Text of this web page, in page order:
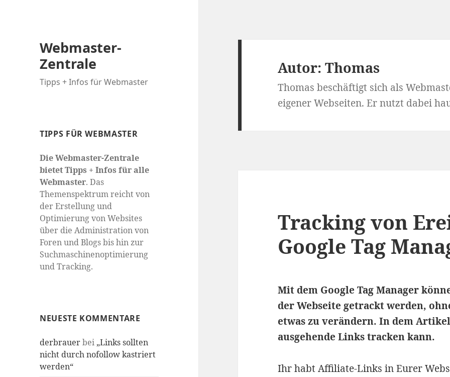
Webmaster-
Zentrale
Tipps + Infos für Webmaster
TIPPS FÜR WEBMASTER
Die Webmaster-Zentrale
bietet Tipps + Infos für alle
Webmaster. Das
Themenspektrum reicht von
der Erstellung und
Optimierung von Websites
über die Administration von
Foren und Blogs bis hin zur
Suchmaschinenoptimierung
und Tracking.
NEUESTE KOMMENTARE
derbrauerbei „Links sollten
nicht durch nofollow kastriert
werden“
Autor:Thomas
Thomas beschäftigt sich als
eigener Webseiten. Er nutzt dabei
Tracking von
Google Tag
Mit dem Google Tag Manager
der Webseite getrackt werden,
etwas zu verändern. In dem
ausgehende Links tracken kann.
Ihr habt Affiliate-Links in Eurer